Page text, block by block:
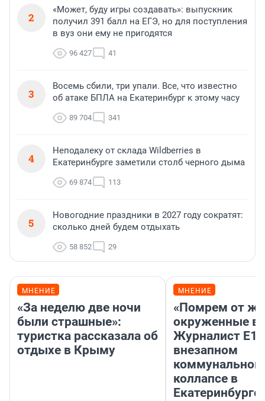
2
«Может, буду игры создавать»: выпускник
получил 391 балл на ЕГЭ, но для поступления
в вуз они ему не пригодятся
96 427 41
3
Восемь сбили, три упали. Все, что известно
об атаке БПЛА на Екатеринбург к этому часу
89 704 341
4
Неподалеку от склада Wildberries в
Екатеринбурге заметили столб черного дыма
69 874 113
5
Новогодние праздники в 2027 году сократят:
сколько дней будем отдыхать
58 852 29
МНЕНИЕ
«За неделю две ночи
были страшные»:
туристка рассказала об
отдыхе в Крыму
МНЕНИЕ
«Помрем от
окруженные
Журналист
внезапном
коммунальном
коллапсе в
Екатеринбурге.